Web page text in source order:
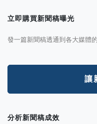
立即購買新聞稿曝光
發一篇新聞稿透通到各大媒體
讓
分析新聞稿成效